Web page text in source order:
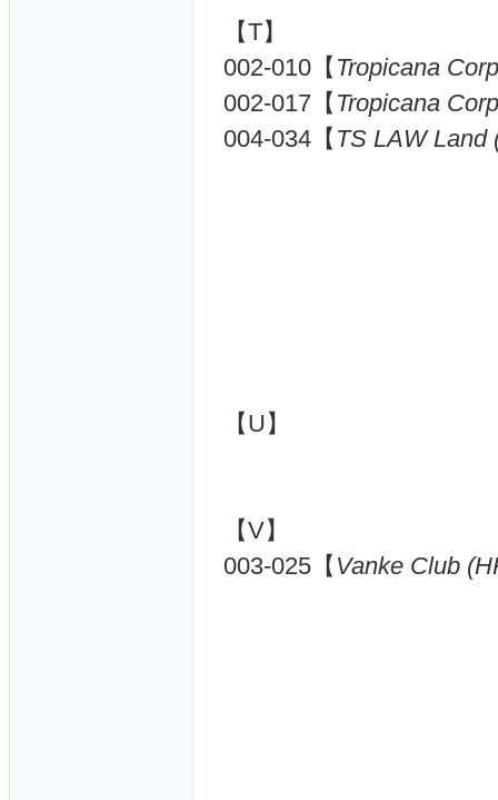
【T】
002-010【 Tropicana
002-017【 Tropicana
004-034【 TS LAW Land
【U】
【V】
003-025【 Vanke Club